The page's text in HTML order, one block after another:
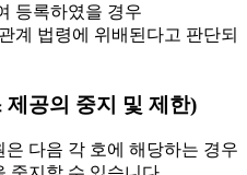
등록하였을 경우
계 법령에 위배된다고 판단되
제공의 중지 및 제한)
다음 각 호에 해당하는 경우